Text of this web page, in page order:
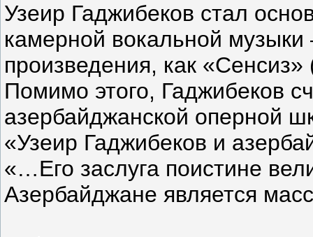
Узеир Гаджибеков стал
камерной вокальной
произведения, как
Помимо этого, Гаджибеков
азербайджанской оперной
«Узеир Гаджибеков и
«…Его заслуга поистине
Азербайджане является